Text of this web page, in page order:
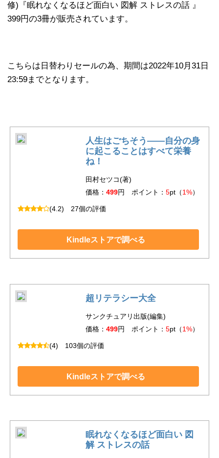
修)『眠れなくなるほど面白い 図解 ストレスの話 』
399円の3冊が販売されています。
こちらは日替わりセールの為、期間は2022年10月31日
23:59までとなります。
人生はごちそう――自分の身
に起こることはすべて栄養
ね！
田村セツコ(著)
価格： 499円 ポイント： 5pt（1%）
(4.2) 27個の評価
Kindleストアで調べる
超リテラシー大全
サンクチュアリ出版(編集)
価格： 499円 ポイント： 5pt（1%）
(4) 103個の評価
Kindleストアで調べる
眠れなくなるほど面白い 図
解 ストレスの話